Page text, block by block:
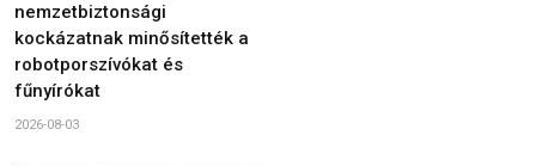
nemzetbiztonsági
kockázatnak minősítették a
robotporszívókat és
fűnyírókat
2026-08-03